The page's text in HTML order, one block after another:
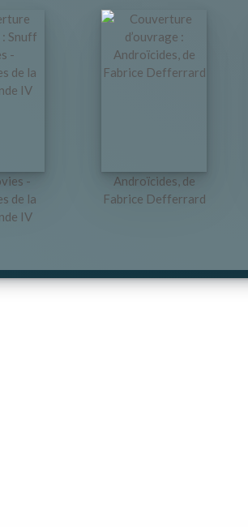
-
de la
IV
Androïcides, de
Fabrice Defferrard